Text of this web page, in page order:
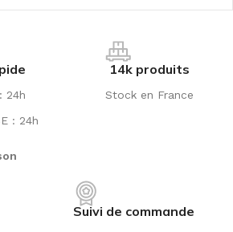
24h
: 24h
14k produits
Stock en France
Suivi de commande